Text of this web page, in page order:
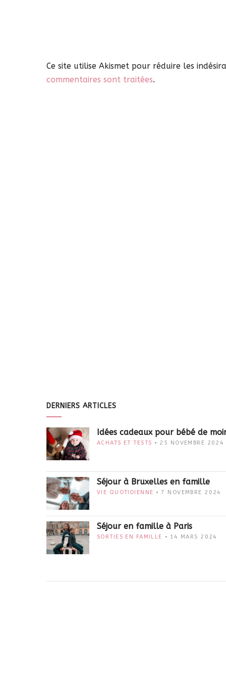
Ce site utilise Akismet pour réduire les
commentaires sont traitées.
DERNIERS ARTICLES
Idées cadeaux pour bébé de
ACHATS ET TESTS 25 NOVEMBRE 2024
Séjour à Bruxelles en famille
VIE QUOTIDIENNE 7 NOVEMBRE 2024
Séjour en famille à Paris
SORTIES EN FAMILLE 14 MARS 2024